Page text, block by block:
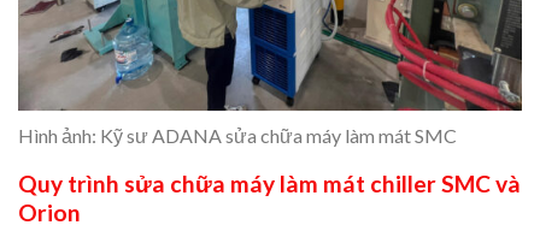
Hình ảnh: Kỹ sư ADANA sửa chữa máy làm mát SMC
Quy trình sửa chữa máy làm mát chiller SMC và
Orion